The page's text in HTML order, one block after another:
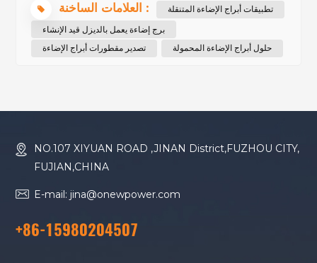
العلامات الساخنة :
تطبيقات أبراج الإضاءة المتنقلة
برج إضاءة يعمل بالديزل قيد الإنشاء
تصدير مقطورات أبراج الإضاءة
حلول أبراج الإضاءة المحمولة
NO.107 XIYUAN ROAD ,JINAN District,FUZHOU CITY,
FUJIAN,CHINA
E-mail: jina@onewpower.com
+86-15980204507